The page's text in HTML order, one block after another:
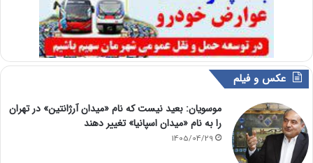
عکس و فیلم
موسویان: بعید نیست که نام «میدان آرژانتین» در تهران
را به نام «میدان اسپانیا» تغییر دهند
1405/04/29